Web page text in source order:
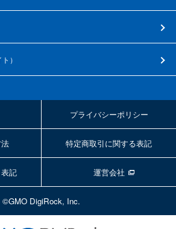
）
プライバシーポリシー
特定商取引に関する表記
記 運営会社
©GMO DigiRock, Inc.